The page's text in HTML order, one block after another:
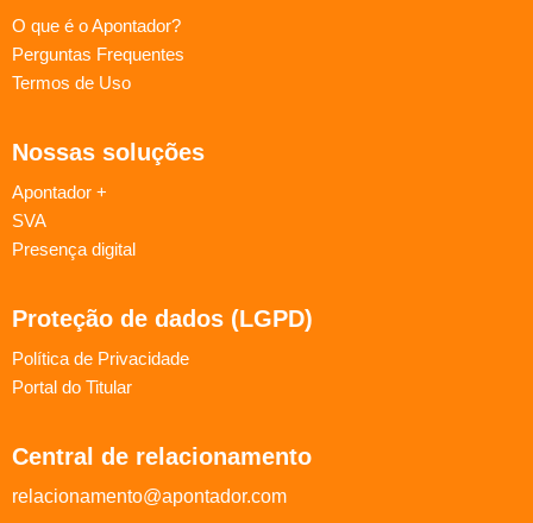
O que é o Apontador?
Perguntas Frequentes
Termos de Uso
Nossas soluções
Apontador +
SVA
Presença digital
Proteção de dados (LGPD)
Política de Privacidade
Portal do Titular
Central de relacionamento
relacionamento@apontador.com